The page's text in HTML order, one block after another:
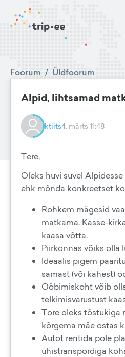
Foorum / Üldfoorum
Alpid, lihtsamad
ktiits4. märts 11:48
Tere,
Oleks huvi suvel
ehk mõnda konkreetset
Rohkem mägesid
matkama. Kasse-
kaasa võtta.
Piirkonnas võiks olla
Ideaalis pigem
samast (või kahest)
Ööbimiskoht võib
telkimisvarustust
Tore oleks tõstukiga
kõrgema mäe ostas
Autot rentida pole
ühistranspordiga